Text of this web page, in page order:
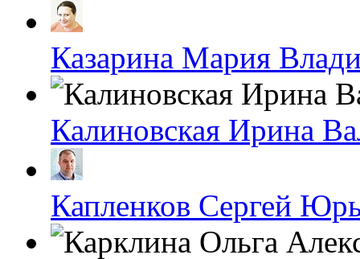
Казарина Мария
Калиновская Ирина
Капленков Сергей